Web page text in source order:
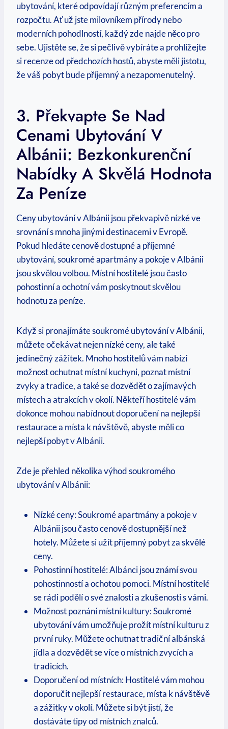
ubytování, které odpovídají různým preferencím a
rozpočtu. Ať už jste milovníkem přírody nebo
moderních pohodlností, ⁤každý ⁣zde najde něco pro⁣
sebe. ‍Ujistěte ⁤se, že si ⁤pečlivě vybíráte a prohlížejte
si ⁣recenze od předchozích hostů, abyste měli jistotu,
že váš pobyt​ bude příjemný a nezapomenutelný.
3.​ Překvapte Se Nad
Cenami Ubytování V
Albánii: Bezkonkurenční
Nabídky A Skvělá Hodnota‍
Za‌ Peníze
Ceny ubytování v Albánii jsou překvapivě nízké ve
‍srovnání s mnoha jinými destinacemi v Evropě.
Pokud hledáte cenově dostupné a příjemné
ubytování, soukromé‌ apartmány a pokoje⁣ v Albánii
jsou skvělou volbou. Místní hostitelé jsou často
pohostinní a ochotní vám poskytnout skvělou
hodnotu za peníze.
Když si pronajímáte soukromé ubytování v Albánii,
můžete očekávat nejen nízké ceny, ale také
jedinečný zážitek. Mnoho hostitelů vám​ nabízí
možnost ochutnat místní kuchyni, poznat místní
zvyky a tradice, a také se dozvědět ⁣o zajímavých
místech a atrakcích ​v okolí. Někteří hostitelé vám
dokonce mohou nabídnout⁣ doporučení na nejlepší
restaurace a místa k návštěvě, abyste měli‌ co
nejlepší pobyt v Albánii.
Zde je přehled několika výhod soukromého
ubytování v Albánii:
Nízké ceny: Soukromé apartmány a pokoje v
Albánii jsou často cenově dostupnější než
hotely. Můžete si užít příjemný pobyt za skvělé
ceny.
Pohostinní hostitelé: Albánci jsou známí svou
pohostinností a ochotou pomoci. Místní hostitelé
se rádi podělí⁤ o své ​znalosti ‌a zkušenosti s vámi.
Možnost poznání místní ⁣kultury: Soukromé
ubytování vám umožňuje prožít ⁤místní kulturu​ z
první ruky. Můžete ochutnat tradiční ⁢albánská
jídla a ⁣dozvědět se více o místních zvycích a
tradicích.
Doporučení⁢ od místních: Hostitelé vám mohou
doporučit nejlepší​ restaurace, místa k návštěvě
a zážitky v okolí. Můžete si být jistí, že
dostáváte tipy od místních znalců.